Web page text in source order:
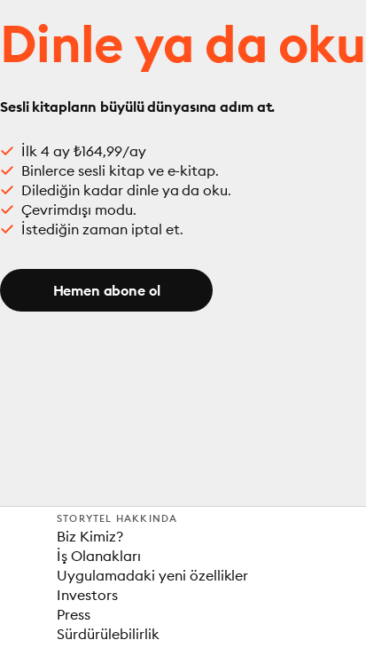
Dinle ya da oku
Sesli kitapların büyülü dünyasına adım at.
İlk 4 ay ₺164,99/ay
Binlerce sesli kitap ve e-kitap.
Dilediğin kadar dinle ya da oku.
Çevrimdışı modu.
İstediğin zaman iptal et.
Hemen abone ol
STORYTEL HAKKINDA
Biz Kimiz?
İş Olanakları
Uygulamadaki yeni özellikler
Investors
Press
Sürdürülebilirlik